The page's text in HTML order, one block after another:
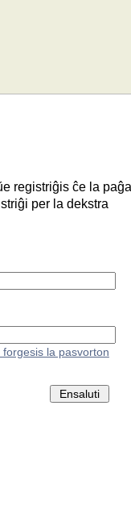
registriĝis ĉe la
per la dekstra
forgesis la pasvorton